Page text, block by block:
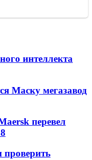
интеллекта
Маску мегазавод
перевел